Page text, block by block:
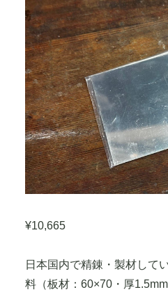
¥10,665
日本国内で精錬・製材して
料（板材：60×70・厚